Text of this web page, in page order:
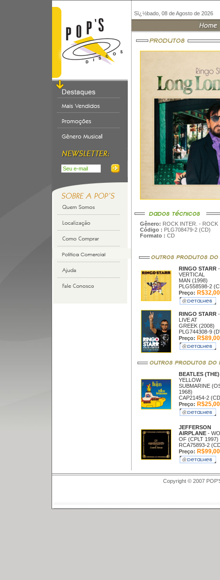
Sï¿½bado, 08 de Agosto de 2026
Gênero: ROCK INTER. - ROCK
Código : PLG708479-2 (CD)
Formato : CD
RINGO STARR -
VERTICAL
MAN (1998)
PLG558598-2
Preço: R$32,00
RINGO STARR -
LIVE AT
GREEK (2008)
PLG744308-9
Preço: R$89,00
BEATLES (THE)
YELLOW
SUBMARINE
1968)
CAP21454-2
Preço: R$25,00
JEFFERSON
AIRPLANE -
OF (CPLT 1997)
RCA75893-2
Preço: R$99,00
Copyright © 2007